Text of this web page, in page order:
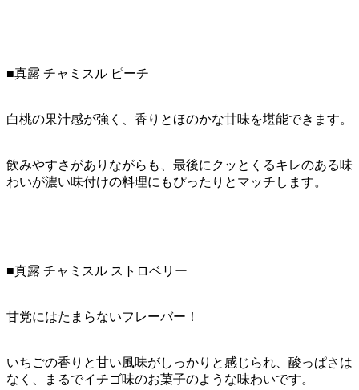
■真露 チャミスル ピーチ
白桃の果汁感が強く、香りとほのかな甘味を堪能できます。
飲みやすさがありながらも、最後にクッとくるキレのある味
わいが濃い味付けの料理にもぴったりとマッチします。
■真露 チャミスル ストロベリー
甘党にはたまらないフレーバー！
いちごの香りと甘い風味がしっかりと感じられ、酸っぱさは
なく、まるでイチゴ味のお菓子のような味わいです。